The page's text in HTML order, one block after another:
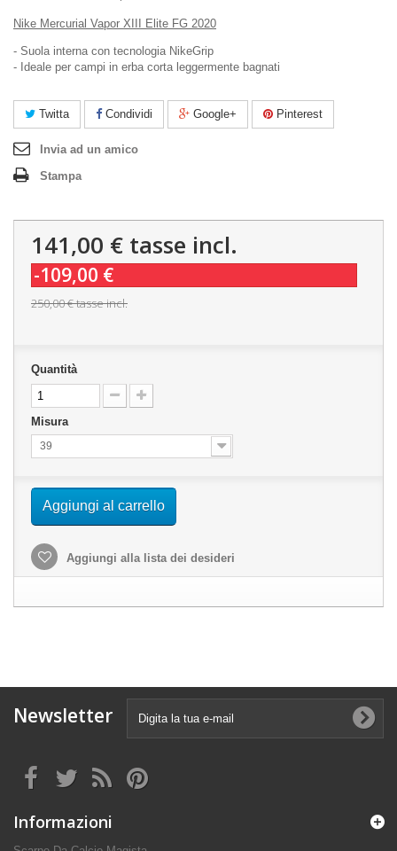
Nike Mercurial Vapor XIII Elite FG 2020
- Suola interna con tecnologia NikeGrip
- Ideale per campi in erba corta leggermente bagnati
Twitta Condividi Google+ Pinterest
Invia ad un amico
Stampa
141,00 € tasse incl.
-109,00 €
250,00 €tasse incl.
Quantità
Misura
39
Aggiungi al carrello
Aggiungi alla lista dei desideri
Newsletter
Informazioni